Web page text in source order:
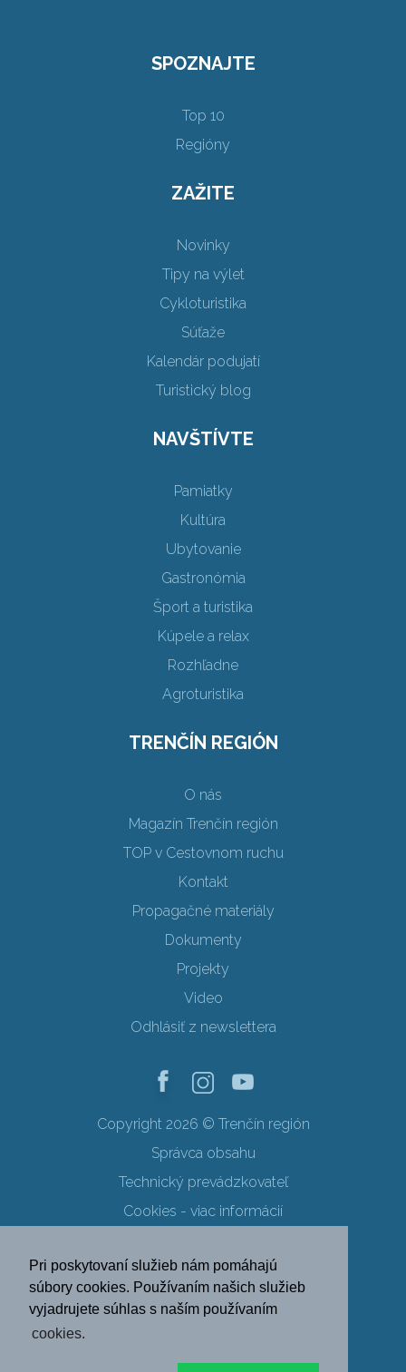
Pri poskytovaní služieb nám pomáhajú
súbory cookies. Používaním našich služieb
vyjadrujete súhlas s naším používaním
cookies.
SPOZNAJTE
Top 10
Regióny
ZAŽITE
Novinky
Tipy na výlet
Cykloturistika
Súťaže
Kalendár podujatí
Turistický blog
NAVŠTÍVTE
Pamiatky
Kultúra
Ubytovanie
Gastronómia
Šport a turistika
Kúpele a relax
Rozhľadne
Agroturistika
TRENČÍN REGIÓN
O nás
Magazín Trenčín región
TOP v Cestovnom ruchu
Kontakt
Propagačné materiály
Dokumenty
Projekty
Video
Odhlásiť z newslettera
Copyright 2026 © Trenčín región
Správca obsahu
Technický prevádzkovateľ
Cookies - viac informácií
Ochrana osobných údajov
SK EN DE
PL